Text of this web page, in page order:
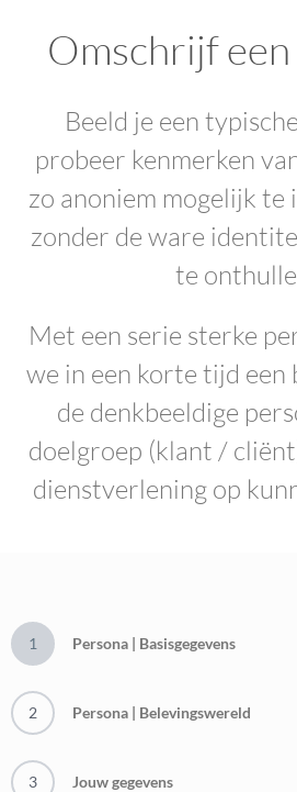
Omschrijf een
Beeld je een
probeer kenmerken
zo anoniem mogelijk
zonder de ware
te
Met een serie sterke
we in een korte tijd een
de denkbeeldige
doelgroep (klant /
dienstverlening op
1 Persona | Basisgegevens
2 Persona | Belevingswereld
3 Jouw gegevens